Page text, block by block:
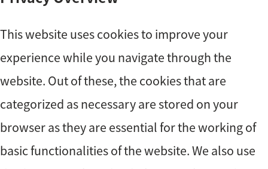
This website uses cookies to improve your
experience while you navigate through the
website. Out of these, the cookies that are
categorized as necessary are stored on your
browser as they are essential for the working of
basic functionalities of the website. We also use